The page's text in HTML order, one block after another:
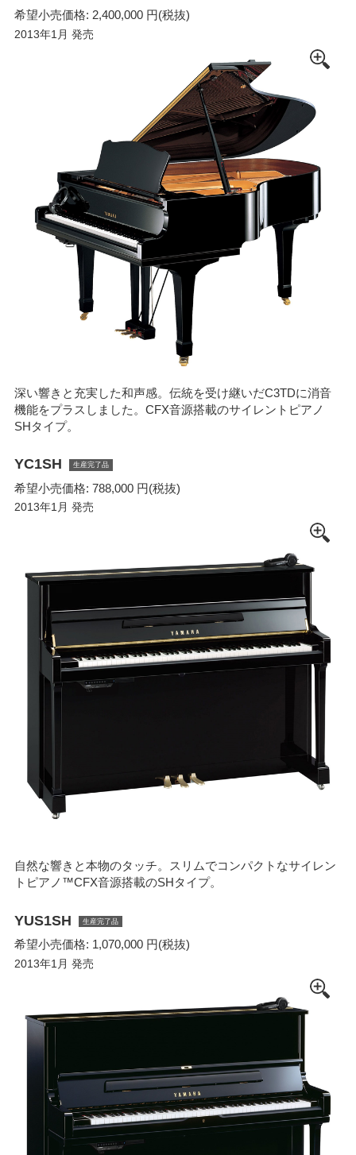
希望小売価格: 2,400,000 円(税抜)
2013年1月 発売
深い響きと充実した和声感。伝統を受け継いだC3TDに消音
機能をプラスしました。CFX音源搭載のサイレントピアノ
SHタイプ。
YC1SH 生産完了品
希望小売価格: 788,000 円(税抜)
2013年1月 発売
自然な響きと本物のタッチ。スリムでコンパクトなサイレン
トピアノ™CFX音源搭載のSHタイプ。
YUS1SH 生産完了品
希望小売価格: 1,070,000 円(税抜)
2013年1月 発売